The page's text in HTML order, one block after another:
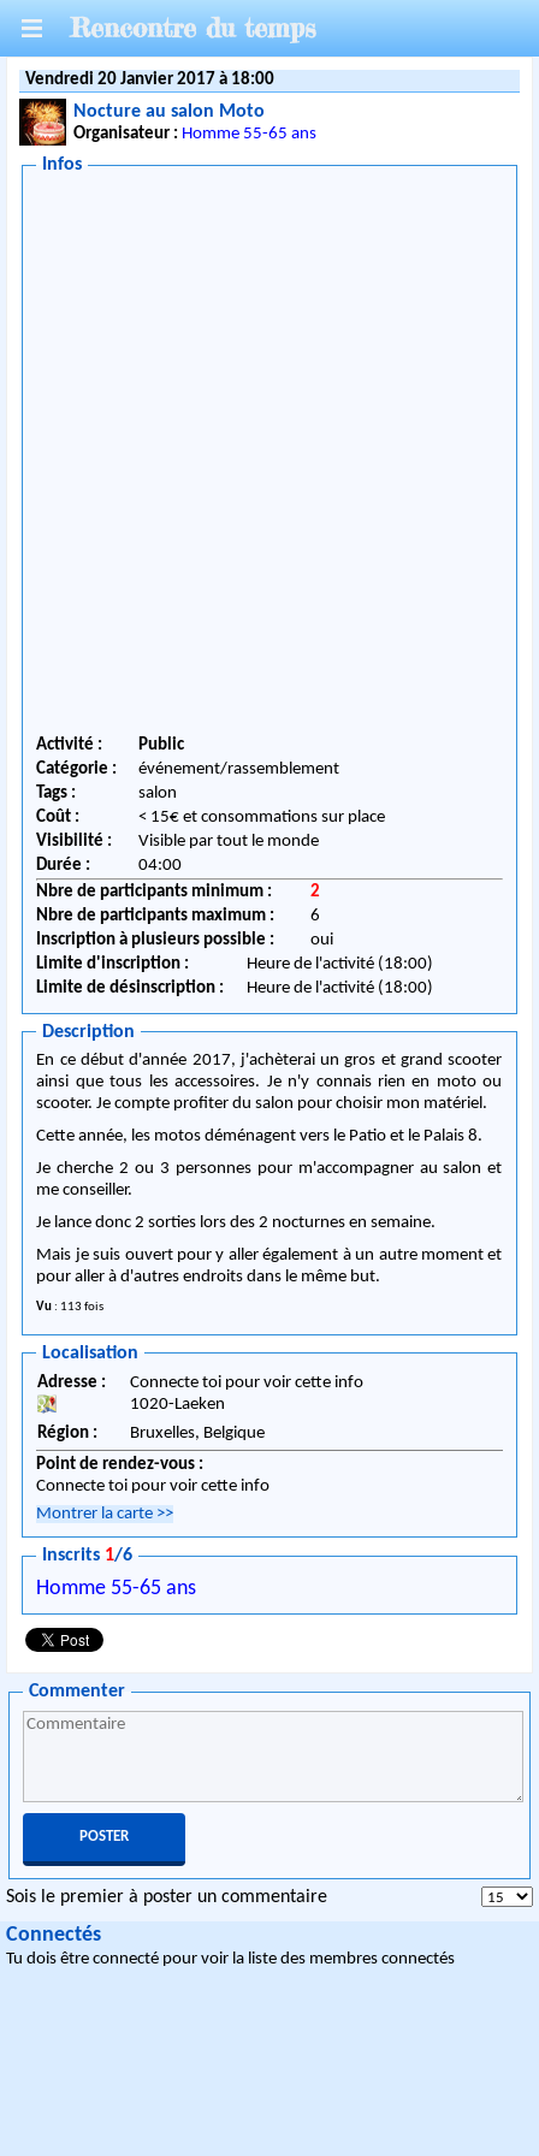
Rencontre du temps
Vendredi 20 Janvier 2017 à 18:00
Nocture au salon Moto
Organisateur : Homme 55-65 ans
Infos
Activité :
Public
Catégorie :
événement/rassemblement
Tags :
salon
Coût :
< 15€ et consommations sur place
Visibilité :
Visible par tout le monde
Durée :
04:00
Nbre de participants minimum :
2
Nbre de participants maximum :
6
Inscription à plusieurs possible :
oui
Limite d'inscription :
Heure de l'activité (18:00)
Limite de désinscription :
Heure de l'activité (18:00)
Description
En ce début d'année 2017, j'achèterai un gros et grand scooter
ainsi que tous les accessoires. Je n'y connais rien en moto ou
scooter. Je compte profiter du salon pour choisir mon matériel.
Cette année, les motos déménagent vers le Patio et le Palais 8.
Je cherche 2 ou 3 personnes pour m'accompagner au salon et
me conseiller.
Je lance donc 2 sorties lors des 2 nocturnes en semaine.
Mais je suis ouvert pour y aller également à un autre moment et
pour aller à d'autres endroits dans le même but.
Vu : 113 fois
Localisation
Adresse :
Connecte toi pour voir cette info
1020-Laeken
Région :
Bruxelles, Belgique
Point de rendez-vous :
Connecte toi pour voir cette info
Montrer la carte >>
Inscrits 1/6
Homme 55-65 ans
Commenter
Sois le premier à poster un commentaire
Connectés
Tu dois être connecté pour voir la liste des membres connectés